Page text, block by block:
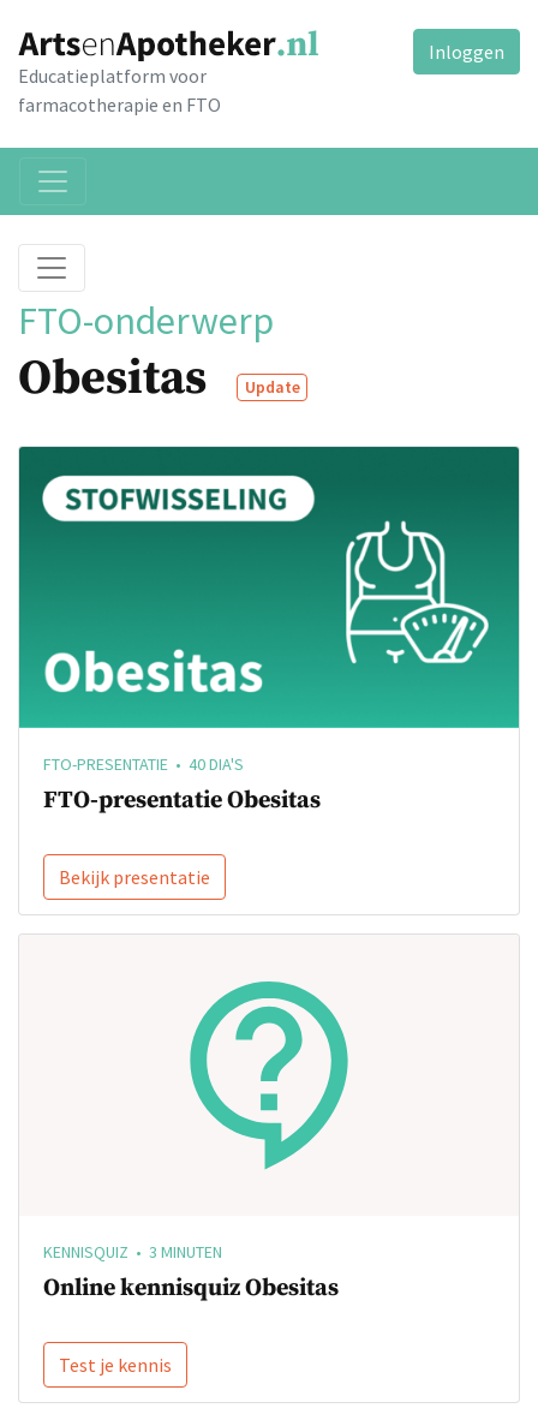
Educatieplatform voor
farmacotherapie en FTO
Inloggen
FTO-onderwerp
Obesitas Update
FTO-PRESENTATIE • 40 DIA'S
FTO-presentatie Obesitas
Bekijk presentatie
KENNISQUIZ • 3 MINUTEN
Online kennisquiz Obesitas
Test je kennis